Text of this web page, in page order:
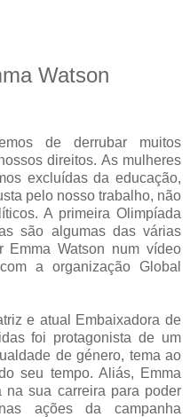
Watson
de derrubar muitos
direitos. As mulheres
excluídas da educação,
pelo nosso trabalho, não
A primeira Olimpíada
são algumas das várias
Emma Watson num vídeo
a organização Global
e atual Embaixadora de
foi protagonista de um
de género, tema ao
seu tempo. Aliás, Emma
na sua carreira para poder
ações da campanha